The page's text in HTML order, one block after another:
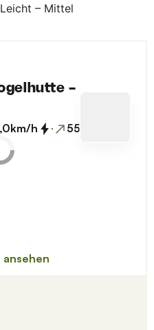
Leicht – Mittel